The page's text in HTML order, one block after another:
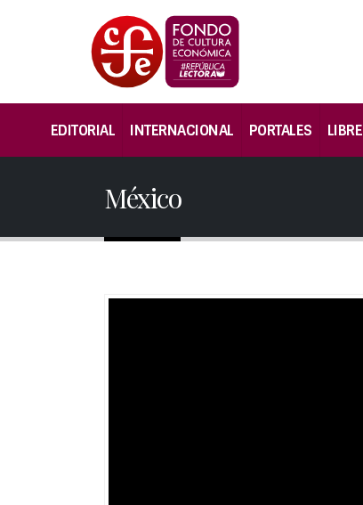
EDITORIAL INTERNACIONAL PORTALES
México